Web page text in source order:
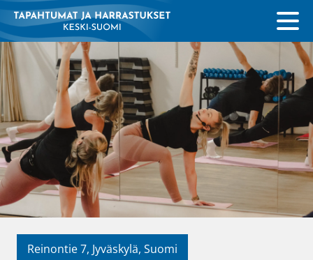
Reinontie 7, Jyväskylä, Suomi